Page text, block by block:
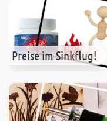
Preise im Sinkflug!